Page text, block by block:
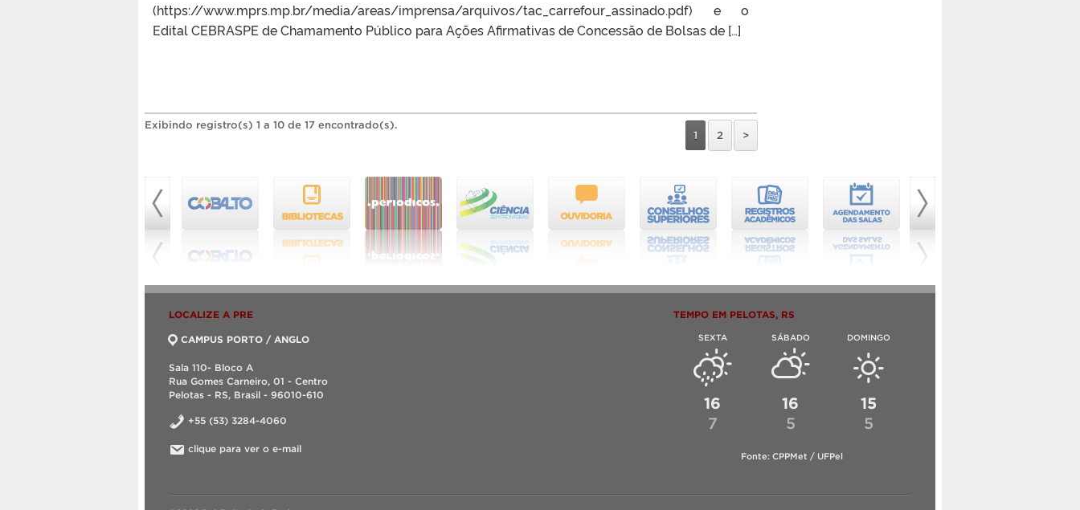
(https://www.mprs.mp.br/media/areas/imprensa/arquivos/tac_carrefour_assinado.pdf) e o
Edital CEBRASPE de Chamamento Público para Ações Afirmativas de Concessão de Bolsas de […]
Exibindo registro(s) 1 a 10 de 17 encontrado(s).
1
2 >
LOCALIZE A PRE
CAMPUS PORTO / ANGLO
Sala 110- Bloco A
Rua Gomes Carneiro, 01 - Centro
Pelotas - RS, Brasil - 96010-610
+55 (53) 3284-4060
clique para ver o e-mail
TEMPO EM PELOTAS, RS
SEXTA
16
7
SÁBADO
16
5
DOMINGO
15
5
Fonte: CPPMet / UFPel